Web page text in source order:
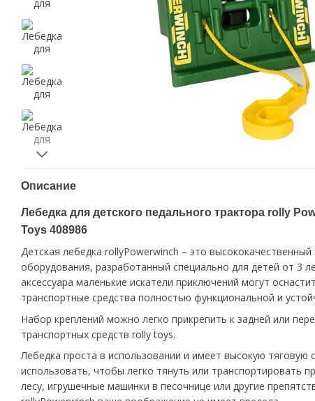
Описание
Лебедка для детского педального трактора rolly
Toys 408986
Детская лебедка rollyPowerwinch – это высококачественный
оборудования, разработанный специально для детей от 3
аксессуара маленькие искатели приключений могут
транспортные средства полностью функциональной и
Набор креплений можно легко прикрепить к задней или
транспортных средств rolly toys.
Лебедка проста в использовании и имеет высокую тяговую
использовать, чтобы легко тянуть или транспортировать
лесу, игрушечные машинки в песочнице или другие